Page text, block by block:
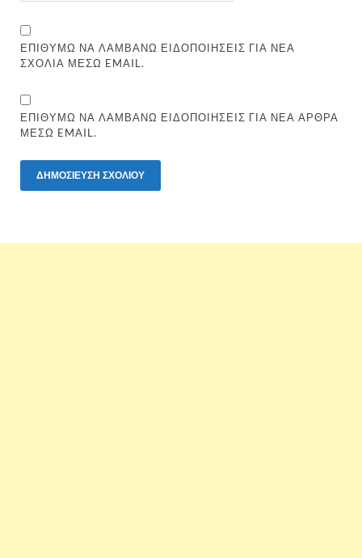
ΕΠΙΘΥΜΏ ΝΑ ΛΑΜΒΆΝΩ ΕΙΔΟΠΟΙΉΣΕΙΣ ΓΙΑ ΝΈΑ
ΣΧΌΛΙΑ ΜΈΣΩ EMAIL.
ΕΠΙΘΥΜΏ ΝΑ ΛΑΜΒΆΝΩ ΕΙΔΟΠΟΙΉΣΕΙΣ ΓΙΑ ΝΈΑ ΆΡΘΡΑ
ΜΈΣΩ EMAIL.